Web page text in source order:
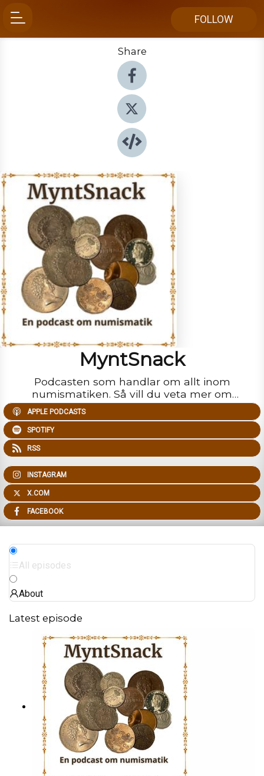
FOLLOW
Share
MyntSnack
Podcasten som handlar om allt inom
numismatiken. Så vill du veta mer om
mynthistoria, mynt, sedlar, poletter och hur man
samlar på sådant. Då är detta podcasten för dig.
APPLE PODCASTS
SPOTIFY
RSS
INSTAGRAM
X.COM
FACEBOOK
All episodes
About
Latest episode